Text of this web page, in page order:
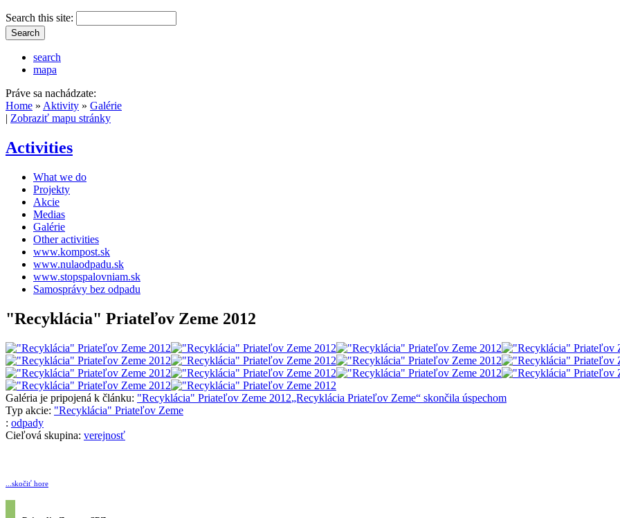
Search this site:
search
mapa
Práve sa nachádzate:
Home » Aktivity » Galérie
| Zobraziť mapu stránky
Activities
What we do
Projekty
Akcie
Medias
Galérie
Other activities
www.kompost.sk
www.nulaodpadu.sk
www.stopspalovniam.sk
Samosprávy bez odpadu
"Recyklácia" Priateľov Zeme 2012
Galéria je pripojená k článku: "Recyklácia" Priateľov Zeme 2012„Recyklácia Priateľov Zeme“ skončila úspechom
Typ akcie: "Recyklácia" Priateľov Zeme
: odpady
Cieľová skupina: verejnosť
...skočiť hore